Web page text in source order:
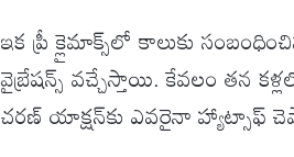
ఇక ప్రీ క్లైమాక్స్‌లో కాలుకు
వైబ్రేషన్స్ వచ్చేస్తాయి. కేవలం తన
చరణ్ యాక్షన్‌కు ఎవరైనా హ్యాట్సాఫ్